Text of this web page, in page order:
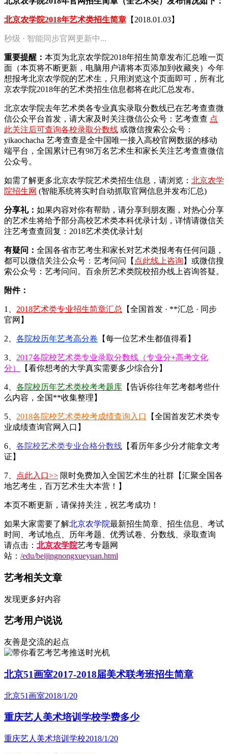
北京农学院2018年艺术类招生简章 【2018.01.03】
秒级 · 智能同步官网更新中...
重要提醒： 本页为北京农学院2018年招生简章发布汇总唯一页
面（本页将不断更新，电脑用户请将本页添加到收藏夹）今年
想报考北京农学院的艺术生，只用浏览这个页面即可，所有北
京农学院2018年的艺术类招生信息都将在此汇总发布。
北京农学院去年艺术类各专业真实录取分数线已在艺考查查微
信公众平台首发， 请大家及时关注微信公众号：艺考查查 点
此关注后可查询各校录取分数线 或微信搜索公众号：
yikaochacha 艺考查查是全中国唯一接入高校官网数据的移动
端平台，全国累计已有98万名艺术生和家长关注艺考查查微信
公众号。
如需了解更多北京农学院艺术类招生信息，请浏览： 北京农学
院招生网 (智能系统将实时自动抓取官网信息并发布汇总)
分享礼： 如果内容对你有帮助，请分享到朋友圈，对热心分享
的艺术生将给予部分高校艺术类本科优录计划，详情请微信关
注艺考查查回复：2018艺术类优录计划
有疑问： 全国各省市艺考生和家长对艺术类报考有任何问题，
都可以微信关注公众号：艺考问问【 点此线上咨询 】或微信搜
索公众号：艺考问问。百余所艺术类院校招办线上咨询答疑。
附件：
1、 2018艺术类专业招生简章汇总
【全国首发 · **汇总 · 同步
官网】
2、 各院校历年艺考高分卷 【每一位艺术生都值得看】
3、 2017各院校艺术类专业录取分数线（专业分+高考文化
分）
【看你想考的大学真实需要多少综合分】
4、 各院校历年艺术类校考考题库 【告诉你往年艺考都考些什
么内容，全国**收集整理】
5、 2018各院校艺术类校考成绩查询入口
【全国首发艺术类专
业成绩查询官网入口】
6、 各院校艺术类专业合格分数线 【看历年多少分才能拿文考
证】
7、 点此入口>> 限时免费加入全国艺术生的社群【汇聚全国各
地艺考生，百万艺术生大本营！】
本页不断更新，请保持关注，祝艺考成功！
如果大家需要了解北京农学院最新招生简章、招生信息、考试
时间、考试地点、历年考题、优秀试卷、分数线、录取查询
请点击： 北京农学院艺考专题网
站： /edu/beijingnongxueyuan.html
艺考相关文章
发现更多好内容
艺考用户说说
友善是交流的起点
艺考推送时光机
北京51画室2017-2018届美术联考班招生简章
北京51画室2018/1/20
重庆艺人美术培训学校学费多少
重庆艺人美术培训学校2018/1/20